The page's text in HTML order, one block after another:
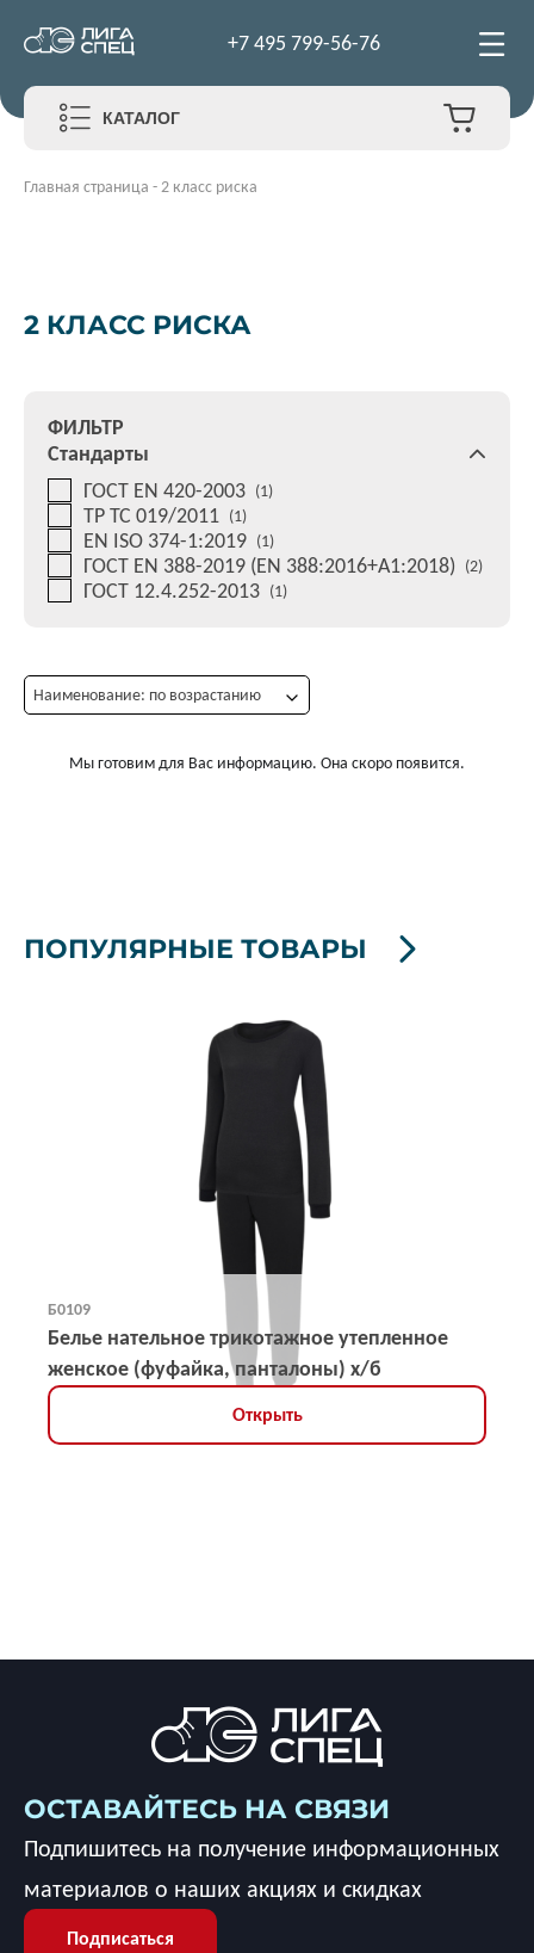
+7 495 799-56-76
КАТАЛОГ
Главная страница -2 класс риска
2 КЛАСС РИСКА
ФИЛЬТР
Стандарты
ГОСТ EN 420-2003 (1)
ТР ТС 019/2011 (1)
EN ISO 374-1:2019 (1)
ГОСТ EN 388-2019 (EN 388:2016+A1:2018) (2)
ГОСТ 12.4.252-2013 (1)
Наименование: по возрастанию
Мы готовим для Вас информацию. Она скоро появится.
ПОПУЛЯРНЫЕ ТОВАРЫ
Б0109
Белье нательное трикотажное утепленное
женское (фуфайка, панталоны) х/б
Открыть
ОСТАВАЙТЕСЬ НА СВЯЗИ
Подпишитесь на получение информационных
материалов о наших акциях и скидках
Подписаться